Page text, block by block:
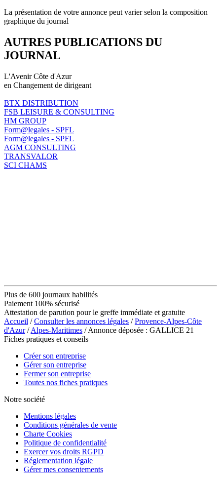
La présentation de votre annonce peut varier selon la composition
graphique du journal
AUTRES PUBLICATIONS DU
JOURNAL
L'Avenir Côte d'Azur
en Changement de dirigeant
BTX DISTRIBUTION
FSB LEISURE & CONSULTING
HM GROUP
Form@legales - SPFL
Form@legales - SPFL
AGM CONSULTING
TRANSVALOR
SCI CHAMS
Plus de 600 journaux habilités
Paiement 100% sécurisé
Attestation de parution pour le greffe immédiate et gratuite
Accueil /Consulter les annonces légales /Provence-Alpes-Côte
d'Azur/Alpes-Maritimes / Annonce déposée : GALLICE 21
Fiches pratiques et conseils
Créer son entreprise
Gérer son entreprise
Fermer son entreprise
Toutes nos fiches pratiques
Notre société
Mentions légales
Conditions générales de vente
Charte Cookies
Politique de confidentialité
Exercer vos droits RGPD
Réglementation légale
Gérer mes consentements